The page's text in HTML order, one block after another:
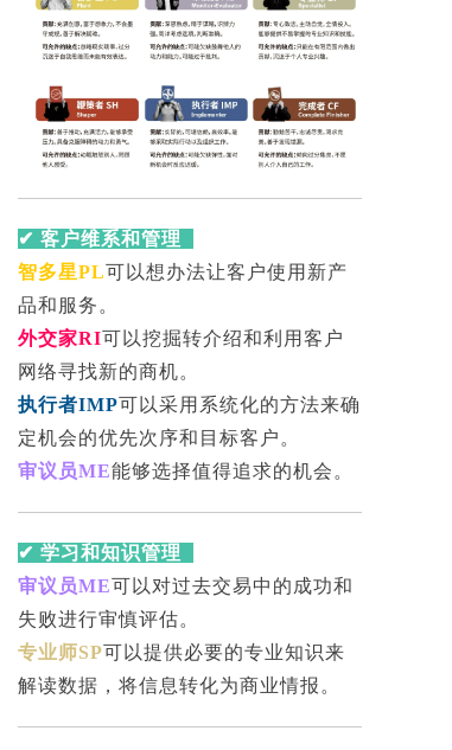
✔ 客户维系和管理
智多星PL 可以想办法让客户使用新产
品和服务。
外交家RI可以挖掘转介绍和利用客户
网络寻找新的商机。
执行者IMP可以采用系统化的方法来确
定机会的优先次序和目标客户。
审议员ME能够选择值得追求的机会。
✔ 学习和知识管理
审议员ME 可以对过去交易中的成功和
失败进行审慎评估。
专业师SP可以提供必要的专业知识来
解读数据，将信息转化为商业情报。